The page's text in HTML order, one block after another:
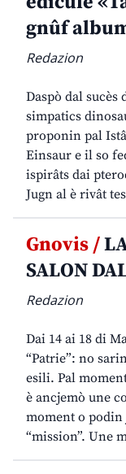
gnûf
Redazion
Daspò dal
simpatics
proponin pal
Einsaur e il so
ispirâts dai
Jugn al è rivât
Gnovis /
SALON
Redazion
Dai 14 ai 18 di
“Patrie”: no
esili. Pal
è ancjemò une
moment o
“mission”. Une